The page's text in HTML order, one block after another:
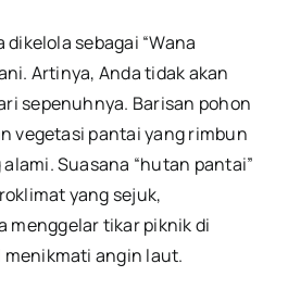
sebagai “Wana
Artinya, Anda tidak akan
sepenuhnya. Barisan pohon
vegetasi pantai yang rimbun
Suasana “hutan pantai”
yang sejuk,
menggelar tikar piknik di
menikmati angin laut.